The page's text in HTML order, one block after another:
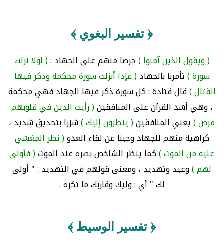
﴿ تفسير البغوي ﴾
( ويقول الذين آمنوا )حرصا منهم على الجهاد :( لولا نزلت
سورة )تأمرنا بالجهاد( فإذا أنزلت سورة محكمة وذكر فيها
القتال )قال قتادة : كل سورة ذكر فيها الجهاد فهي محكمة
، وهي أشد القرآن على المنافقين( رأيت الذين في قلوبهم
مرض )يعني المنافقين( ينظرون إليك )شزرا بتحديق شديد ،
كراهية منهم للجهاد وجبنا عن لقاء العدو( نظر المغشي
عليه من الموت )كما ينظر الشاخص بصره عند الموت( فأولى
لهم )وعيد وتهديد ، ومعنى قولهم في التهديد : " أولى
لك " أي : وليك وقاربك ما تكره .
﴿ تفسير الوسيط ﴾